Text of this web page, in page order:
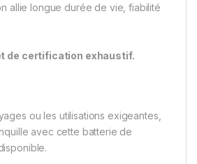
allie longue durée de vie, fiabilité
de certification exhaustif.
ou les utilisations exigeantes,
avec cette batterie de